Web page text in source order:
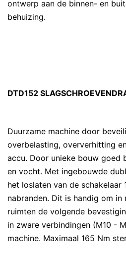
ontwerp aan de binnen- en
behuizing.
DTD152
Duurzame machine door
overbelasting, oververhitting
accu. Door unieke bouw goed
en vocht. Met ingebouwde
het loslaten van de schakelaar
nabranden. Dit is handig om
ruimten de volgende
in zware verbindingen (M10 -
machine. Maximaal 165 Nm